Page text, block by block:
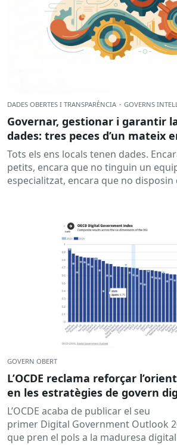
DADES OBERTES I TRANSPARÈNCIA · GOVERNS
Governar, gestionar i garantir
dades: tres peces d’un mateix
Tots els ens locals tenen dades.
petits, encara que no tinguin un
especialitzat, encara que no disposin
GOVERN OBERT
L’OCDE reclama reforçar
en les estratègies de govern
Outlook 2026
L’OCDE acaba de publicar el seu
primer Digital Government Outlook
que pren el pols a la maduresa